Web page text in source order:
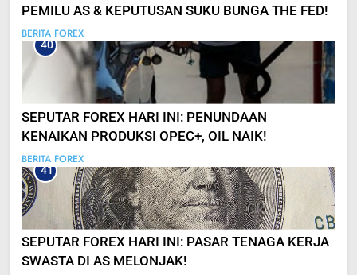
PEMILU AS & KEPUTUSAN SUKU BUNGA THE FED!
BERITA FOREX
40
SEPUTAR FOREX HARI INI: PENUNDAAN
KENAIKAN PRODUKSI OPEC+, OIL NAIK!
BERITA FOREX
41
SEPUTAR FOREX HARI INI: PASAR TENAGA KERJA
SWASTA DI AS MELONJAK!